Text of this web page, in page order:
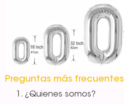
Preguntas más frecuentes
¿Quienes somos?